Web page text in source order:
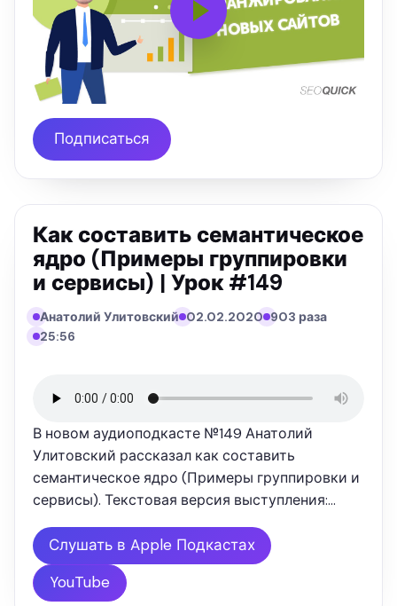
Подписаться
Как составить семантическое
ядро (Примеры группировки
и сервисы) | Урок #149
Анатолий Улитовский 02.02.2020 903 раза
25:56
В новом аудиоподкасте №149 Анатолий
Улитовский рассказал как составить
семантическое ядро (Примеры группировки и
сервисы). Текстовая версия выступления:
начинается со сбора семантического ядра или
списка поисковых ключей. Существует
множество …
Слушать в Apple Подкастах
YouTube